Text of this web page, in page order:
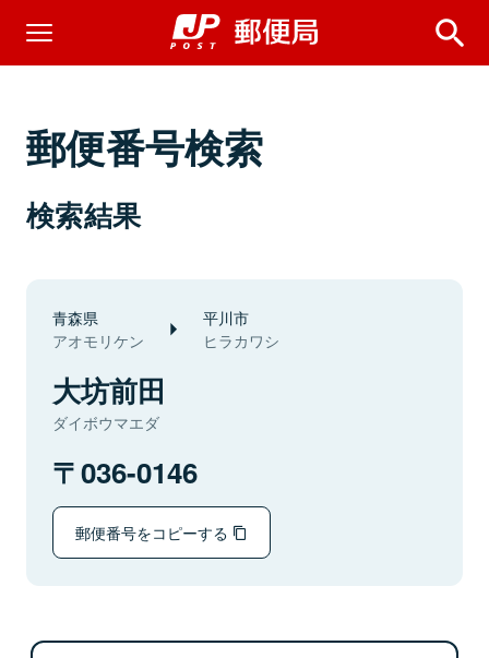
郵便番号検索
検索結果
青森県
アオモリケン
平川市
ヒラカワシ
大坊前田
ダイボウマエダ
036-0146
郵便番号をコピーする